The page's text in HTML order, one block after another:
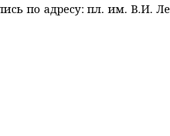
по адресу: пл. им. В.И.